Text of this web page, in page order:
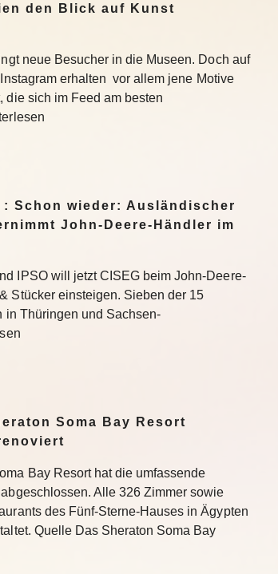
den Blick auf Kunst
neue Besucher in die Museen. Doch auf
erhalten vor allem jene Motive
die sich im Feed am besten
: Schon wieder: Ausländischer
John-Deere-Händler im
IPSO will jetzt CISEG beim John-Deere-
Stücker einsteigen. Sieben der 15
in Thüringen und Sachsen-
Soma Bay Resort
Bay Resort hat die umfassende
Alle 326 Zimmer sowie
des Fünf-Sterne-Hauses in Ägypten
Quelle Das Sheraton Soma Bay